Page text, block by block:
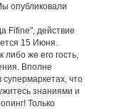
опубликовали
Fifine", действие
15 Июня.
же его гость,
Вполне
что
знаниями и
Только